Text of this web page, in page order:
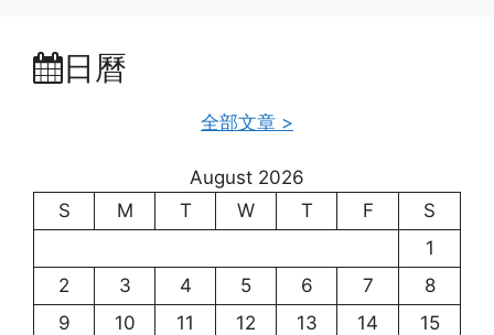
日曆
全部文章 >
August 2026
S
M T W T F
S
1
2
3 4 5 6 7
8
9
10 11 12 13 14
15